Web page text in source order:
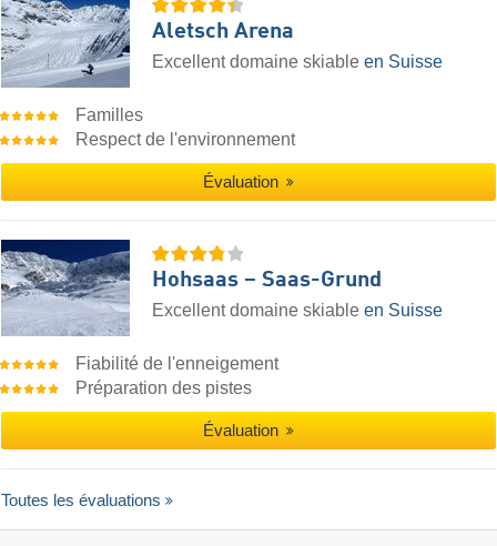
Aletsch Arena
Excellent domaine skiable en Suisse
Familles
Respect de l'environnement
Évaluation
Hohsaas – Saas-Grund
Excellent domaine skiable en Suisse
Fiabilité de l'enneigement
Préparation des pistes
Évaluation
Toutes les évaluations